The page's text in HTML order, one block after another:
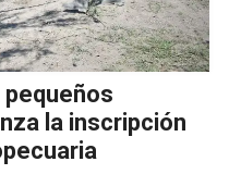
la inscripción